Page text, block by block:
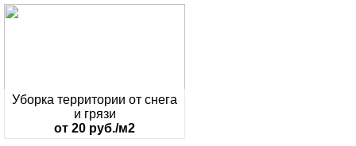
Уборка территории от снега
и грязи
от 20 руб./м2